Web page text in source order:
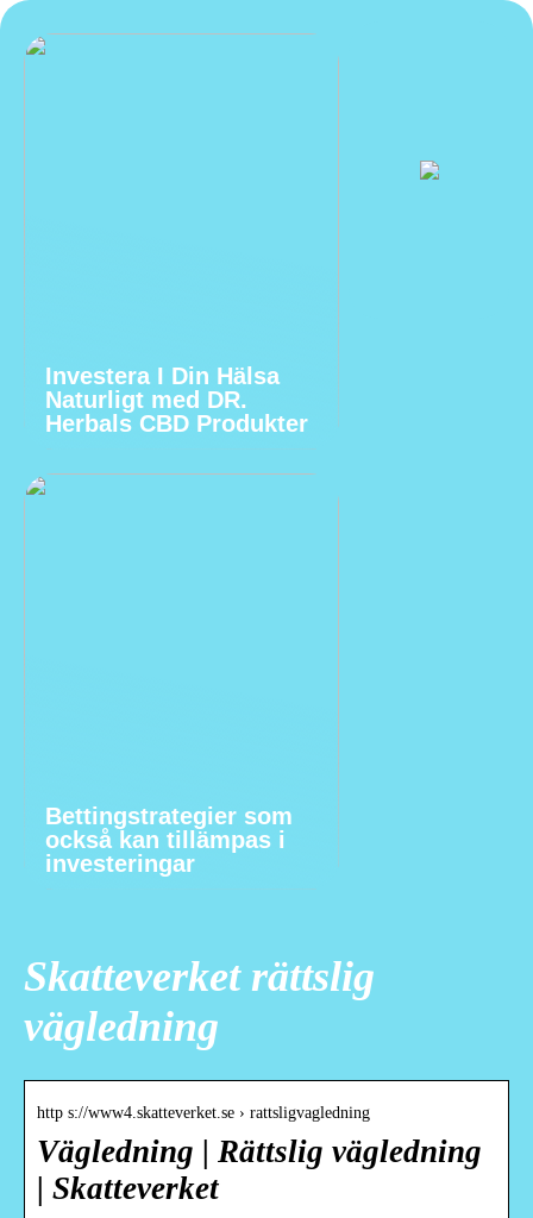
Investera I Din Hälsa
Naturligt med DR.
Herbals CBD Produkter
Bettingstrategier som
också kan tillämpas i
investeringar
Skatteverket rättslig
vägledning
http s://www4.skatteverket.se › rattsligvagledning
Vägledning | Rättslig vägledning
| Skatteverket